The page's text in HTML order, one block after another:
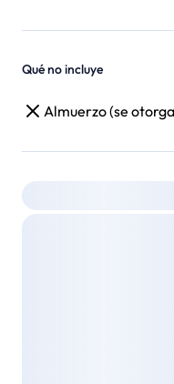
Qué no incluye
Almuerzo (se